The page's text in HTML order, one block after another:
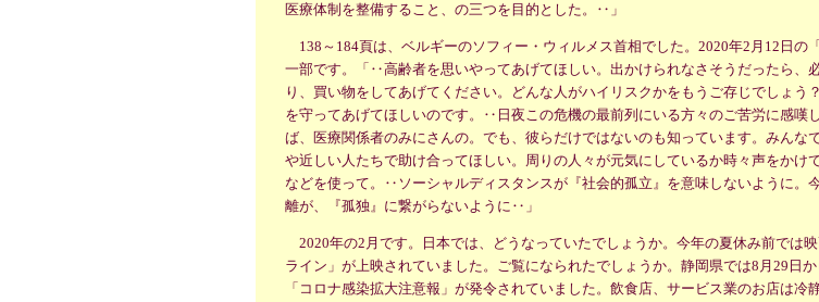
医療体制を整備すること、の三つを目的とした。‥」
138～184頁は、ベルギーのソフィー・ウィルメス首相でした。2020年2月12日の
一部です。「‥高齢者を思いやってあげてほしい。出かけられなさそうだったら、
り、買い物をしてあげてください。どんな人がハイリスクかをもうご存じでしょう
を守ってあげてほしいのです。‥日夜この危機の最前列にいる方々のご苦労に感嘆
ば、医療関係者のみにさんの。でも、彼らだけではないのも知っています。みんな
や近しい人たちで助け合ってほしい。周りの人々が元気にしているか時々声をかけ
などを使って。‥ソーシャルディスタンスが『社会的孤立』を意味しないように。
離が、『孤独』に繋がらないように‥」
2020年の2月です。日本では、どうなっていたでしょうか。今年の夏休み前では
ライン」が上映されていました。ご覧になられたでしょうか。静岡県では8月29日
「コロナ感染拡大注意報」が発令されていました。飲食店、サービス業のお店は冷